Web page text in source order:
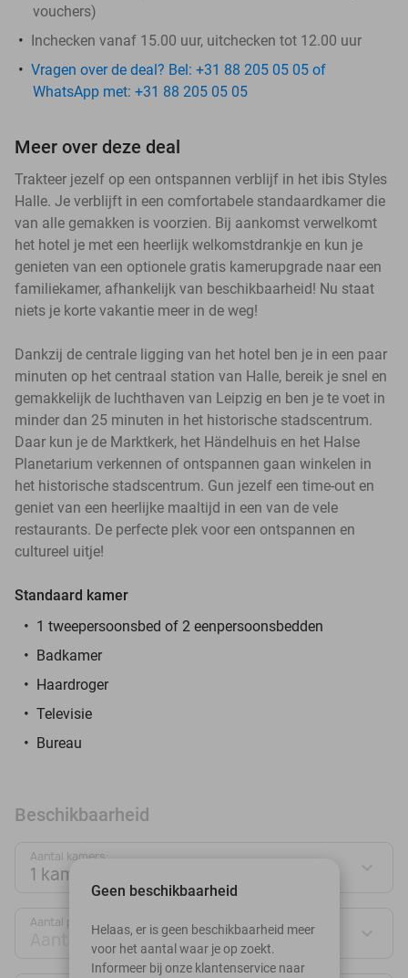
vouchers)
Inchecken vanaf 15.00 uur, uitchecken tot 12.00 uur
Vragen over de deal? Bel: +31 88 205 05 05 of
WhatsApp met: +31 88 205 05 05
Meer over deze deal
Trakteer jezelf op een ontspannen verblijf in het ibis Styles
Halle. Je verblijft in een comfortabele standaardkamer die
van alle gemakken is voorzien. Bij aankomst verwelkomt
het hotel je met een heerlijk welkomstdrankje en kun je
genieten van een optionele gratis kamerupgrade naar een
familiekamer, afhankelijk van beschikbaarheid! Nu staat
niets je korte vakantie meer in de weg!
Dankzij de centrale ligging van het hotel ben je in een paar
minuten op het centraal station van Halle, bereik je snel en
gemakkelijk de luchthaven van Leipzig en ben je te voet in
minder dan 25 minuten in het historische stadscentrum.
Daar kun je de Marktkerk, het Händelhuis en het Halse
Planetarium verkennen of ontspannen gaan winkelen in
het historische stadscentrum. Gun jezelf een time-out en
geniet van een heerlijke maaltijd in een van de vele
restaurants. De perfecte plek voor een ontspannen en
cultureel uitje!
Standaard kamer
1 tweepersoonsbed of 2 eenpersoonsbedden
Badkamer
Haardroger
Televisie
Bureau
Beschikbaarheid
Aantal kamers:
1 kamer
Aantal personen:
Aantal personen
Geen beschikbaarheid
Helaas, er is geen beschikbaarheid meer
voor het aantal waar je op zoekt.
Informeer bij onze klantenservice naar